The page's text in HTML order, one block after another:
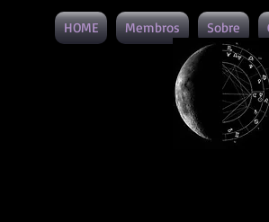
HOME Membros Sobre